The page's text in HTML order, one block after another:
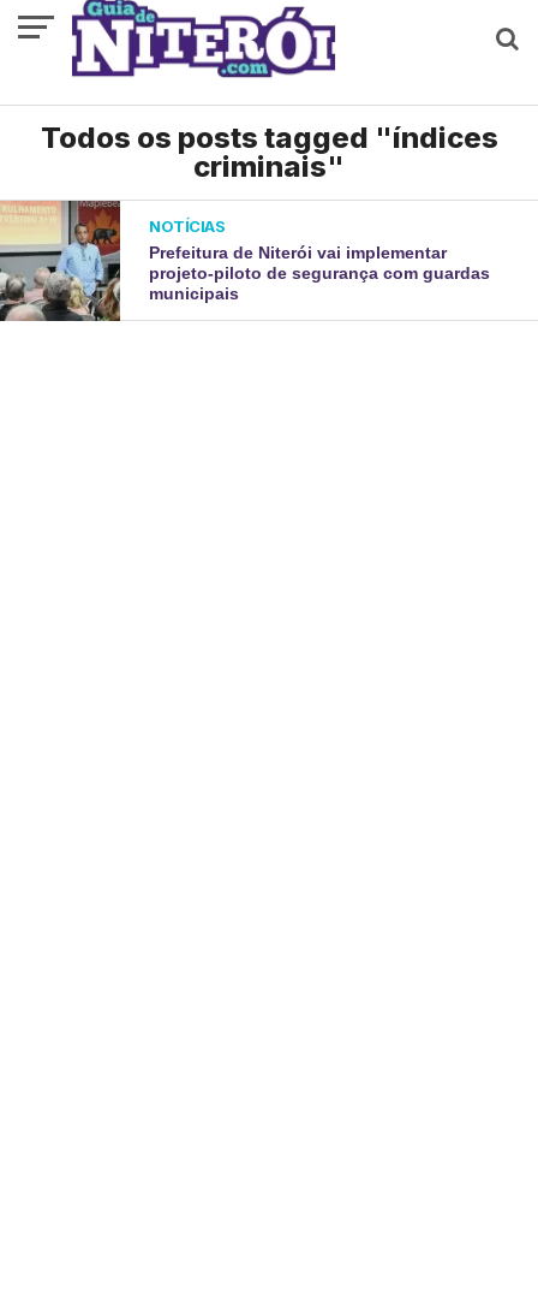
Todos os posts tagged "índices
criminais"
NOTÍCIAS
Prefeitura de Niterói vai implementar
projeto-piloto de segurança com guardas
municipais